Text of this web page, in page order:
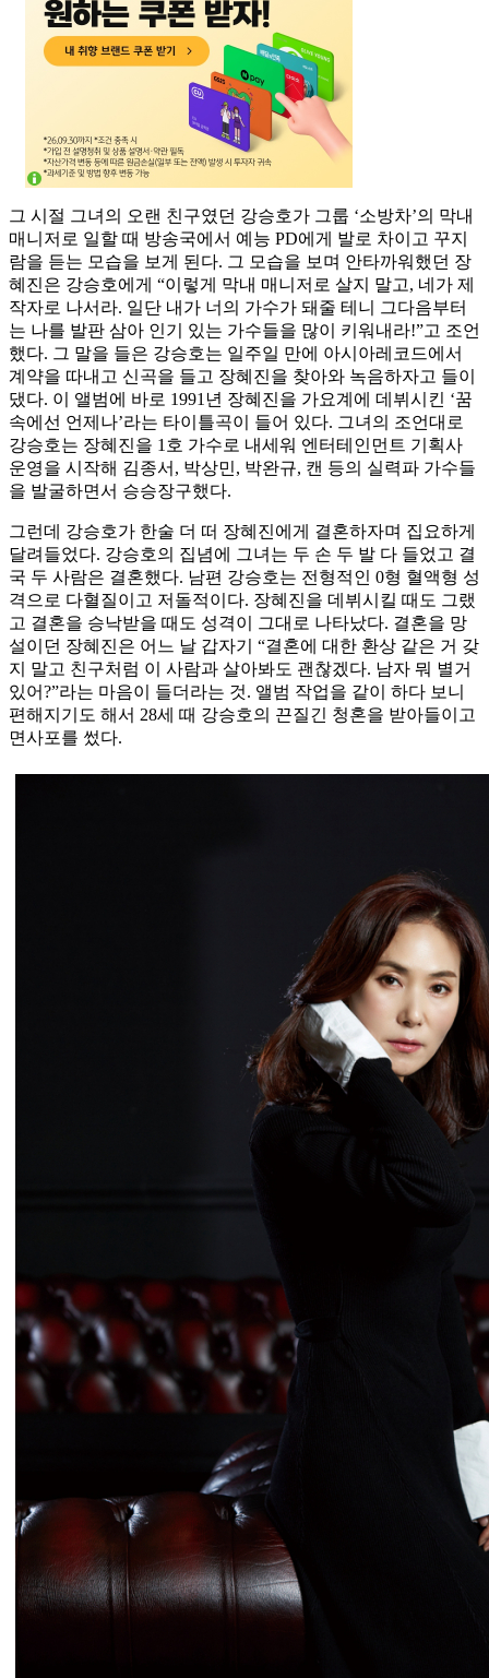
그 시절 그녀의 오랜 친구였던 강승호가 그룹 ‘소방차’의 막내
매니저로 일할 때 방송국에서 예능 PD에게 발로 차이고 꾸지
람을 듣는 모습을 보게 된다. 그 모습을 보며 안타까워했던 장
혜진은 강승호에게 “이렇게 막내 매니저로 살지 말고, 네가 제
작자로 나서라. 일단 내가 너의 가수가 돼줄 테니 그다음부터
는 나를 발판 삼아 인기 있는 가수들을 많이 키워내라!”고 조언
했다. 그 말을 들은 강승호는 일주일 만에 아시아레코드에서
계약을 따내고 신곡을 들고 장혜진을 찾아와 녹음하자고 들이
댔다. 이 앨범에 바로 1991년 장혜진을 가요계에 데뷔시킨 ‘꿈
속에선 언제나’라는 타이틀곡이 들어 있다. 그녀의 조언대로
강승호는 장혜진을 1호 가수로 내세워 엔터테인먼트 기획사
운영을 시작해 김종서, 박상민, 박완규, 캔 등의 실력파 가수들
을 발굴하면서 승승장구했다.
그런데 강승호가 한술 더 떠 장혜진에게 결혼하자며 집요하게
달려들었다. 강승호의 집념에 그녀는 두 손 두 발 다 들었고 결
국 두 사람은 결혼했다. 남편 강승호는 전형적인 0형 혈액형 성
격으로 다혈질이고 저돌적이다. 장혜진을 데뷔시킬 때도 그랬
고 결혼을 승낙받을 때도 성격이 그대로 나타났다. 결혼을 망
설이던 장혜진은 어느 날 갑자기 “결혼에 대한 환상 같은 거 갖
지 말고 친구처럼 이 사람과 살아봐도 괜찮겠다. 남자 뭐 별거
있어?”라는 마음이 들더라는 것. 앨범 작업을 같이 하다 보니
편해지기도 해서 28세 때 강승호의 끈질긴 청혼을 받아들이고
면사포를 썼다.